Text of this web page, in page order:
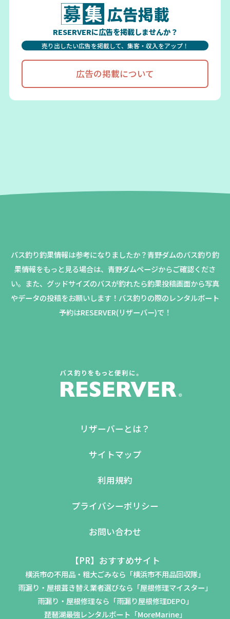
広告掲載
RESERVERに広告を掲載しませんか？
売り出したい広告を掲載して、集客・収入をアップ！
広告の掲載について
バス釣り釣果情報は参考になりましたか？青野ダムのバス釣り釣
果情報をもっと見る場合は、青野ダムページからご確認くださ
い。 また、グッドサイズのバスが釣れたら釣果投稿画面から写真
やデータの投稿をお願いします！バス釣りの際のレンタルボート
予約はRESERVER(リザーバー)で！
リザーバーとは？
サイトマップ
利用規約
プライバシーポリシー
お問い合わせ
【PR】おすすめサイト
横浜市の不用品・粗大ごみなら「横浜市不用品回収隊」
雨漏り・屋根葺き替え業者選びなら「屋根修理マイスター」
雨漏り・屋根修理なら「雨漏り屋根修理DEPO」
琵琶湖最強レンタルボート「MoreMarine」